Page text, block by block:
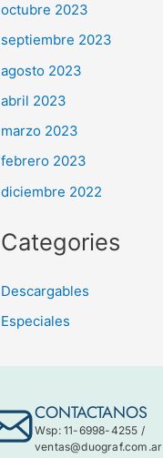
octubre 2023
septiembre 2023
agosto 2023
abril 2023
marzo 2023
febrero 2023
diciembre 2022
Categories
Descargables
Especiales
CONTACTANOS
Wsp: 11-6998-4255 /
ventas@duograf.com.ar